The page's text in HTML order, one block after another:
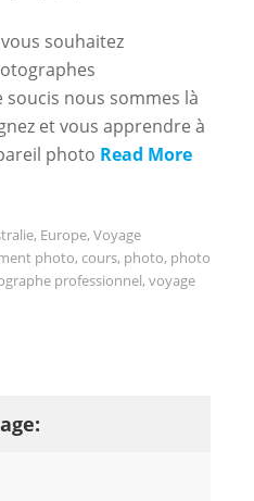
souhaitez
soucis nous sommes là
et vous apprendre à
photo Read More
, Europe, Voyage
photo, cours, photo, photo
professionnel, voyage